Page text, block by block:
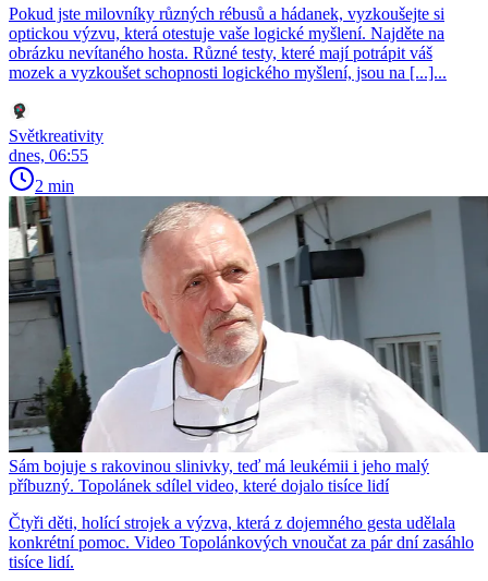
Pokud jste milovníky různých rébusů a hádanek, vyzkoušejte si
optickou výzvu, která otestuje vaše logické myšlení. Najděte na
obrázku nevítaného hosta. Různé testy, které mají potrápit váš
mozek a vyzkoušet schopnosti logického myšlení, jsou na [...]...
Světkreativity
dnes, 06:55
2 min
Sám bojuje s rakovinou slinivky, teď má leukémii i jeho malý
příbuzný. Topolánek sdílel video, které dojalo tisíce lidí
Čtyři děti, holící strojek a výzva, která z dojemného gesta udělala
konkrétní pomoc. Video Topolánkových vnoučat za pár dní zasáhlo
tisíce lidí.